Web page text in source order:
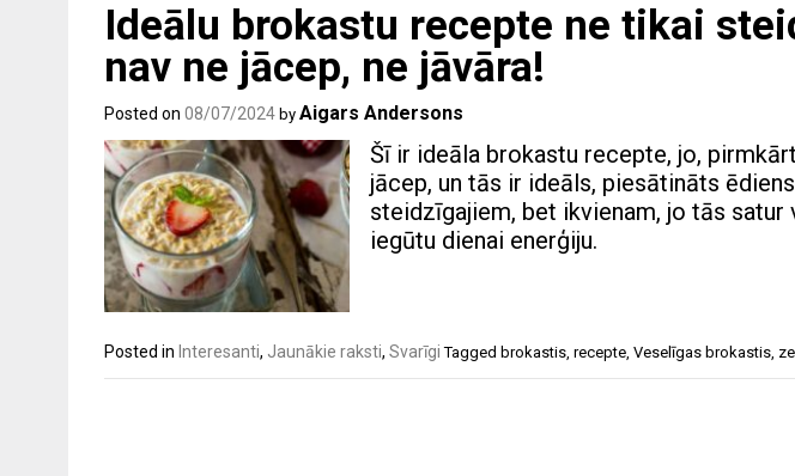
Ideālu brokastu recepte ne tikai
nav ne jācep, ne jāvāra!
Posted on 08/07/2024 by Aigars Andersons
Šī ir ideāla brokastu recepte, jo,
jācep, un tās ir ideāls, piesātināts
steidzīgajiem, bet ikvienam, jo tās satur
iegūtu dienai enerģiju.
Posted in Interesanti, Jaunākie raksti, Svarīgi Tagged brokastis, recepte, Veselīgas brokastis,